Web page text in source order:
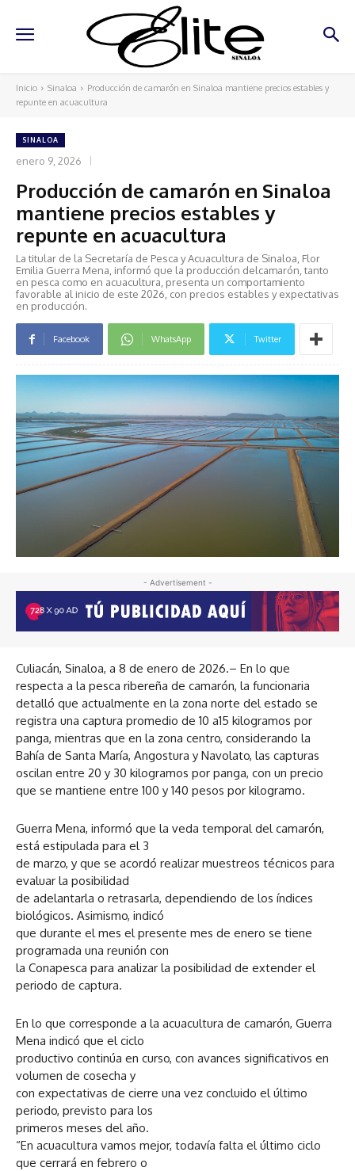
Inicio Sinaloa
Producción de camarón en Sinaloa mantiene precios estables y
repunte en acuacultura
SINALOA
enero 9, 2026
Producción de camarón en Sinaloa
mantiene precios estables y
repunte en acuacultura
La titular de la Secretaría de Pesca y Acuacultura de Sinaloa, Flor
Emilia Guerra Mena, informó que la producción delcamarón, tanto
en pesca como en acuacultura, presenta un comportamiento
favorable al inicio de este 2026, con precios estables y expectativas
en producción.
Facebook WhatsApp Twitter
- Advertisement -
Culiacán, Sinaloa, a 8 de enero de 2026.– En lo que
respecta a la pesca ribereña de camarón, la funcionaria
detalló que actualmente en la zona norte del estado se
registra una captura promedio de 10 a15 kilogramos por
panga, mientras que en la zona centro, considerando la
Bahía de Santa María, Angostura y Navolato, las capturas
oscilan entre 20 y 30 kilogramos por panga, con un precio
que se mantiene entre 100 y 140 pesos por kilogramo.
Guerra Mena, informó que la veda temporal del camarón,
está estipulada para el 3
de marzo, y que se acordó realizar muestreos técnicos para
evaluar la posibilidad
de adelantarla o retrasarla, dependiendo de los índices
biológicos. Asimismo, indicó
que durante el mes el presente mes de enero se tiene
programada una reunión con
la Conapesca para analizar la posibilidad de extender el
periodo de captura.
En lo que corresponde a la acuacultura de camarón, Guerra
Mena indicó que el ciclo
productivo continúa en curso, con avances significativos en
volumen de cosecha y
con expectativas de cierre una vez concluido el último
periodo, previsto para los
primeros meses del año.
“En acuacultura vamos mejor, todavía falta el último ciclo
que cerrará en febrero o